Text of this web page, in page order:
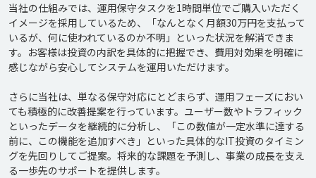
当社の仕組みでは、運用保守タスクを1時間単位でご購入いただく
イメージを採用しているため、「なんとなく月額30万円を支払って
いるが、何に使われているのか不明」といった状況を解消できま
す。お客様は投資の内訳を具体的に把握でき、費用対効果を明確に
感じながら安心してシステムを運用いただけます。
さらに当社は、単なる保守対応にとどまらず、運用フェーズにおい
ても積極的に改善提案を行っています。ユーザー数やトラフィック
といったデータを継続的に分析し、「この数値が一定水準に達する
前に、この機能を追加すべき」といった具体的なIT投資のタイミン
グを先回りしてご提案。将来的な課題を予測し、事業の成長を支え
る一歩先のサポートを提供します。